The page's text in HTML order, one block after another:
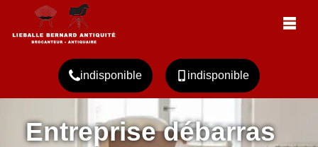
indisponible indisponible
Entreprise débarras